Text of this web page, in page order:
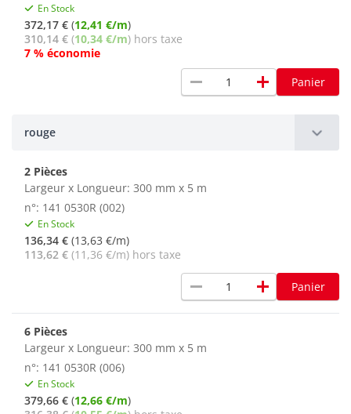
En Stock
372,17 € (12,41 €/m)
310,14 € (10,34 €/m) hors taxe
7 % économie
remove add Panier
rouge
2 Pièces
Largeur x Longueur: 300 mm x 5 m
n°: 141 0530R (002)
En Stock
136,34 € (13,63 €/m)
113,62 € (11,36 €/m) hors taxe
remove add Panier
6 Pièces
Largeur x Longueur: 300 mm x 5 m
n°: 141 0530R (006)
En Stock
379,66 € (12,66 €/m)